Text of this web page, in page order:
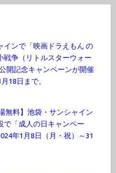
インで「映画ドラえもん の
戦争（リトルスターウォー
開記念キャンペーンが開催
18日まで。
無料】池袋・サンシャイン
で「成人の日キャンペー
年1月8日（月・祝）～31